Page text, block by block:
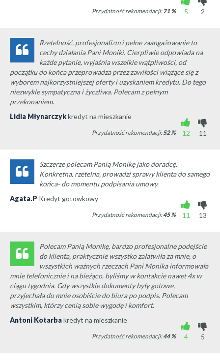
5
2
Przydatność rekomendacji:71 %
Rzetelność, profesjonalizm i pełne zaangażowanie to
cechy działania Pani Moniki. Cierpliwie odpowiada na
każde pytanie, wyjaśnia wszelkie wątpliwości, od
początku do końca przeprowadza przez zawiłości wiążące się z
wyborem najkorzystniejszej oferty i uzyskaniem kredytu. Do tego
niezwykle sympatyczna i życzliwa. Polecam z pełnym
przekonaniem.
Lidia Młynarczykkredyt na mieszkanie
12
11
Przydatność rekomendacji:52%
Szczerze polecam Panią Monikę jako doradcę.
Konkretna, rzetelna, prowadzi sprawy klienta do samego
końca- do momentu podpisania umowy.
Agata.P Kredyt gotowkowy
11
13
Przydatność rekomendacji:45%
Polecam Panią Monikę, bardzo profesjonalne podejście
do klienta, praktycznie wszystko załatwiła za mnie, o
wszystkich ważnych rzeczach Pani Monika informowała
mnie telefonicznie i na bieżąco, byliśmy w kontakcie nawet 4x w
ciągu tygodnia. Gdy wszystkie dokumenty były gotowe,
przyjechała do mnie osobiście do biura po podpis. Polecam
wszystkim, którzy cenią sobie wygodę i komfort.
Antoni Kotarbakredyt na mieszkanie
4
5
Przydatność rekomendacji:44%